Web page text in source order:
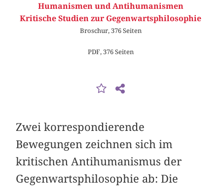
Humanismen und Antihumanismen
Kritische Studien zur Gegenwartsphilosophie
Broschur, 376 Seiten
PDF, 376 Seiten
Zwei korrespondierende
Bewegungen zeichnen sich im
kritischen Antihumanismus der
Gegenwartsphilosophie ab: Die